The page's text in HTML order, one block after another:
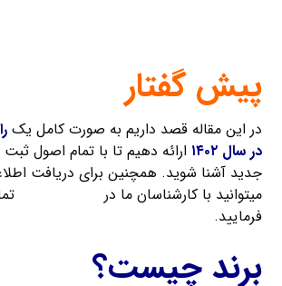
پیش گفتار
در این مقاله قصد داریم به صورت کامل یک
در سال ۱۴۰۲
ارائه دهیم تا با تمام اصول
جدید آشنا شوید. همچنین برای دریافت
میتوانید با کارشناسان ما در
فرمایید.
برند چیست؟